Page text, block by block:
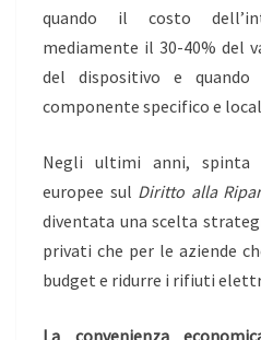
quando il costo
mediamente il 30-40% del
del dispositivo e
componente specifico e
Negli ultimi anni, spinta
europee sul Diritto alla
diventata una scelta
privati che per le aziende
budget e ridurre i rifiuti
La convenienza